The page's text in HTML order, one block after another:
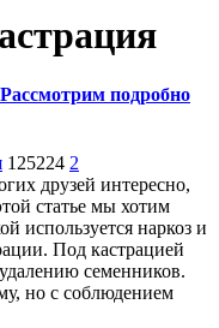
подробно
125224 2
друзей интересно,
статье мы хотим
используется наркоз и
Под кастрацией
семенников.
но с соблюдением